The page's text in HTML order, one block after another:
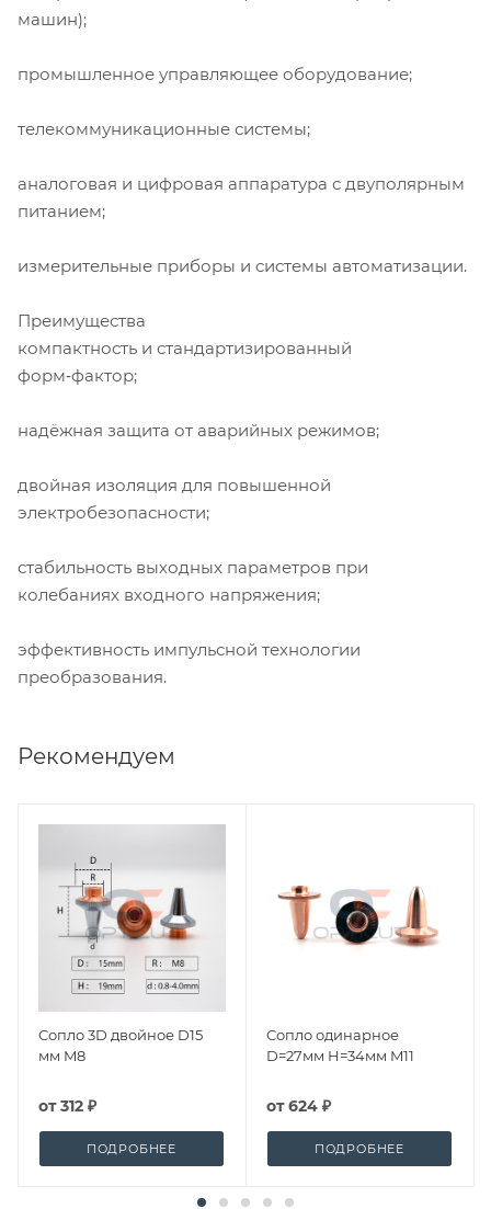
машин);
промышленное управляющее оборудование;
телекоммуникационные системы;
аналоговая и цифровая аппаратура с двуполярным
питанием;
измерительные приборы и системы автоматизации.
Преимущества
компактность и стандартизированный
форм‑фактор;
надёжная защита от аварийных режимов;
двойная изоляция для повышенной
электробезопасности;
стабильность выходных параметров при
колебаниях входного напряжения;
эффективность импульсной технологии
преобразования.
Рекомендуем
Сопло 3D двойное D15
мм M8
от312 ₽
ПОДРОБНЕЕ
Сопло одинарное
D=27мм H=34мм M11
от624 ₽
ПОДРОБНЕЕ